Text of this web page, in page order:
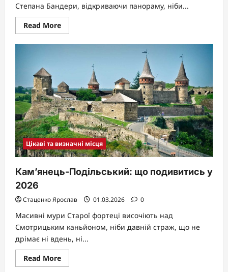
Степана Бандери, відкриваючи панораму, ніби...
Read MoreRead
more
Парк
в
ритмі
Тернополя
Цікаві та визначні місця
Кам’янець-Подільський: що подивитись у
2026
Стаценко Ярослав 01.03.2026 0
Масивні мури Старої фортеці височіють над
Смотрицьким каньйоном, ніби давній страж, що не
дрімає ні вдень, ні...
Read MoreRead
more